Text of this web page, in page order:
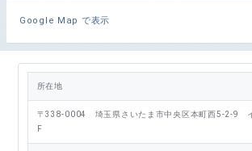
Google Map で表示
所在地
〒338-0004 埼玉県さいたま市中央区本町西5-2-9
F